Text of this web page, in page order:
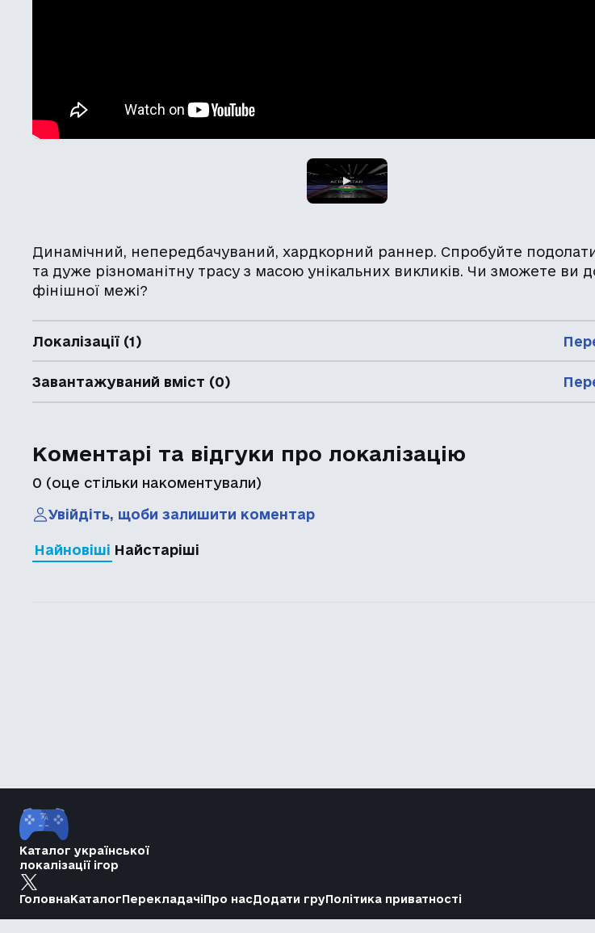
Динамічний, непередбачуваний, хардкорний раннер. Спробуйте
та дуже різноманітну трасу з масою унікальних викликів. Чи зможете ви
фінішної межі?
Локалізації (1)
Завантажуваний вміст (0)
Коментарі та відгуки про локалізацію
0 (оце стільки накоментували)
Увійдіть, щоби залишити коментар
Найновіші Найстаріші
Каталог української
локалізації ігор
ГоловнаКаталогПерекладачіПро насДодати груПолітика приватності